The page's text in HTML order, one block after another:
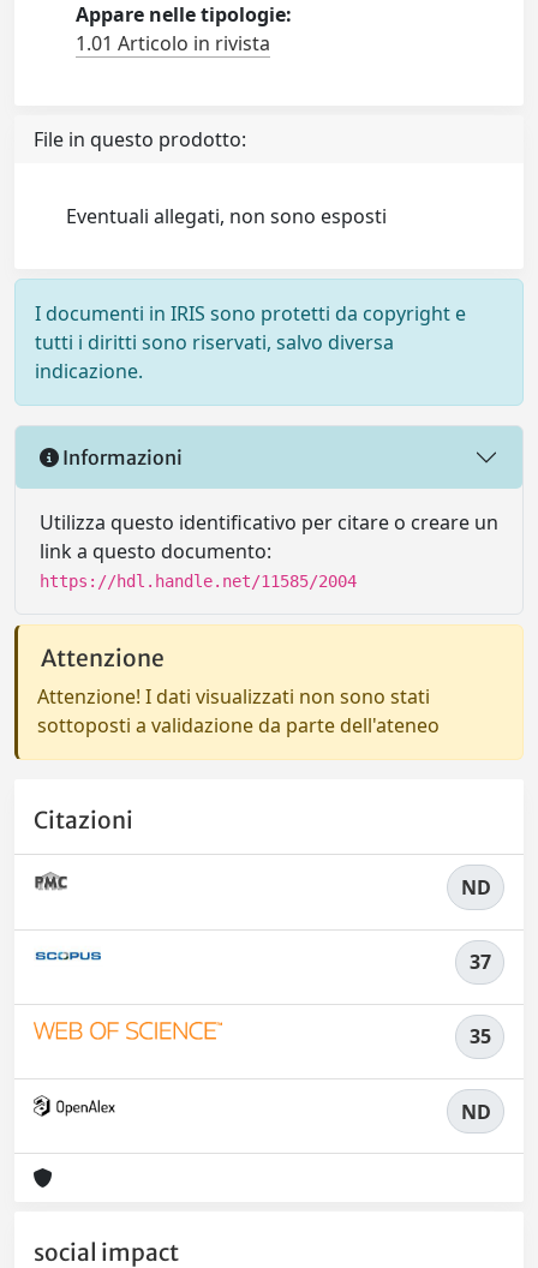
Appare nelle tipologie:
1.01 Articolo in rivista
File in questo prodotto:
Eventuali allegati, non sono esposti
I documenti in IRIS sono protetti da copyright e
tutti i diritti sono riservati, salvo diversa
indicazione.
Informazioni
Utilizza questo identificativo per citare o creare un
link a questo documento:
https://hdl.handle.net/11585/2004
Attenzione
Attenzione! I dati visualizzati non sono stati
sottoposti a validazione da parte dell'ateneo
Citazioni
ND
37
35
ND
social impact